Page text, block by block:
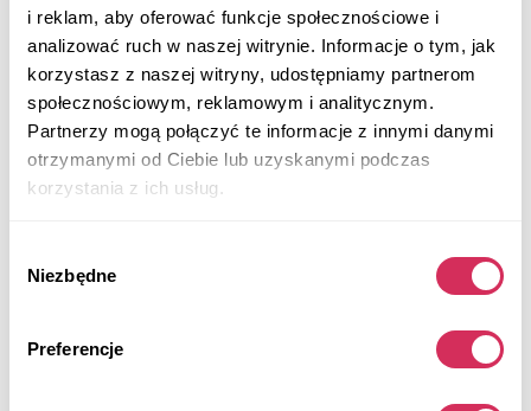
i reklam, aby oferować funkcje społecznościowe i
analizować ruch w naszej witrynie. Informacje o tym, jak
korzystasz z naszej witryny, udostępniamy partnerom
społecznościowym, reklamowym i analitycznym.
Partnerzy mogą połączyć te informacje z innymi danymi
otrzymanymi od Ciebie lub uzyskanymi podczas
korzystania z ich usług.
zgody
Niezbędne
Preferencje
43 535 mil
3,500 cm³
Automatic
2020
Rear end
Aukcja za4dni
Aktualna stawka: